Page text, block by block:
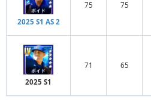
2025 S1 AS 2
75 75
2025 S1
71 65